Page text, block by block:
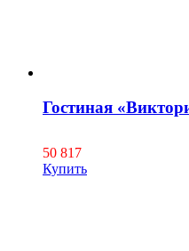
Гостиная
50 817
Купить